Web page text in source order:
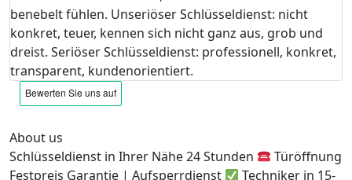
benebelt fühlen. Unseriöser Schlüsseldienst: nicht
konkret, teuer, kennen sich nicht ganz aus, grob und
dreist. Seriöser Schlüsseldienst: professionell, konkret,
transparent, kundenorientiert.
About us
Schlüsseldienst in Ihrer Nähe 24 Stunden
Türöffnung
Festpreis Garantie | Aufsperrdienst
Techniker in 15-